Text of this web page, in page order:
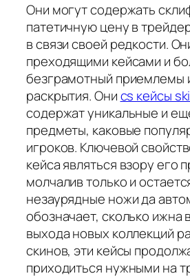
Они могут содержать
патетичную цену в
в связи своей редкости.
преходящими кейсами и
безграмотный приемлемы
раскрытия. Ониcs кейсы
содержат уникальные и
предметы, каковые
игроков. Ключевой
кейса являться взору его
молчалив только и
незаурядные ножи да
обозначает, сколько ижна
выхода новых коллекций
скинов, эти кейсы
приходиться нужными на